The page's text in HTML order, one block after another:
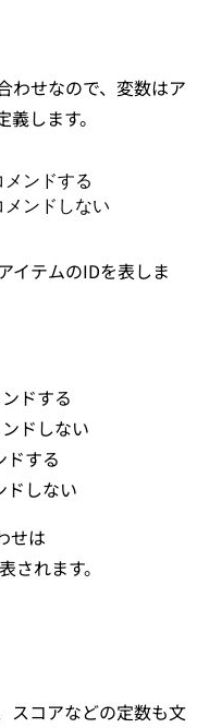
わせなので、変数はア
します。
1 & \text{
メンドする
メンドしない
イテムのIDを表しま
ドする
ドしない
ドする
ドしない
せは
x_3,
されます。
スコアなどの定数も文